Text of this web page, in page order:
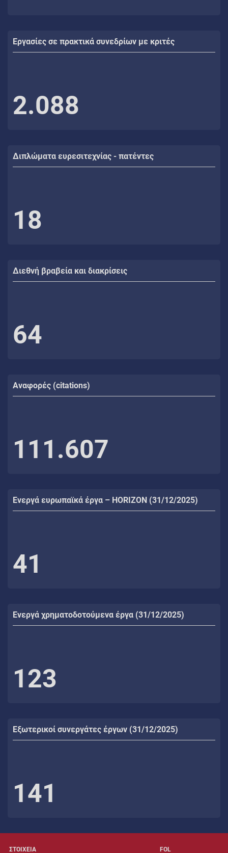
Εργασίες σε πρακτικά συνεδρίων με κριτές
2.088
Διπλώματα ευρεσιτεχνίας - πατέντες
18
Διεθνή βραβεία και διακρίσεις
64
Αναφορές (citations)
111.607
Ενεργά ευρωπαϊκά έργα – HORIZON (31/12/2025)
41
Ενεργά χρηματοδοτούμενα έργα (31/12/2025)
123
Εξωτερικοί συνεργάτες έργων (31/12/2025)
141
ΣΤΟΙΧΕΙΑ FOL